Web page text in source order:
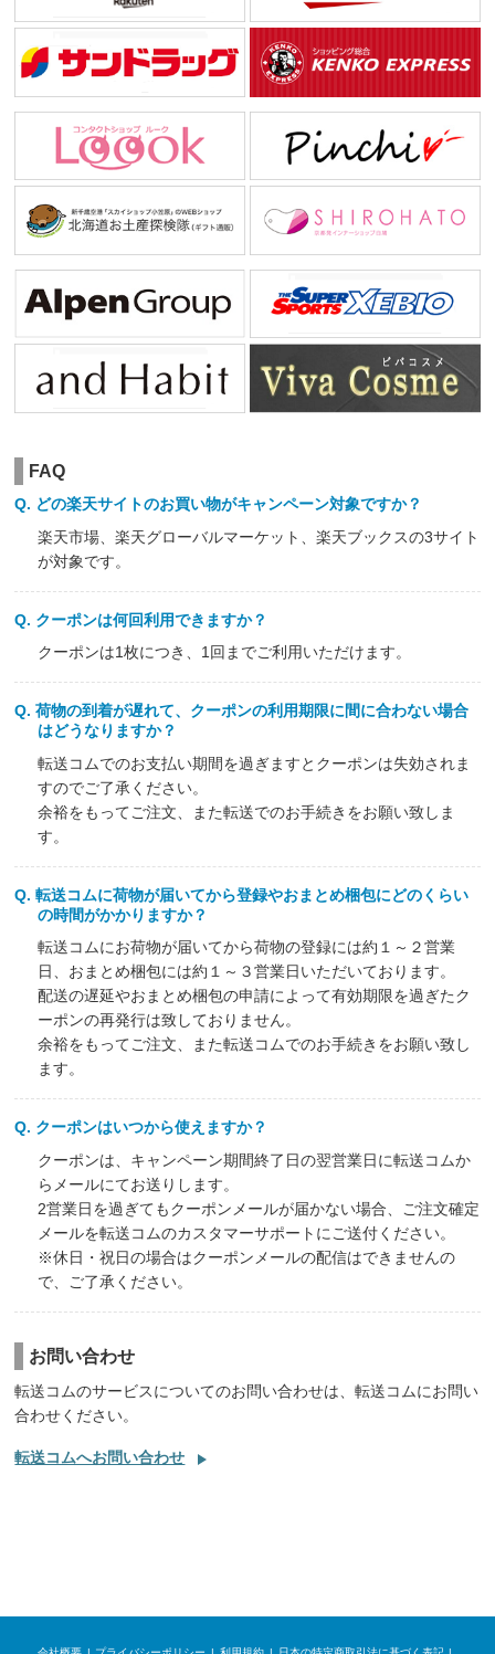
FAQ
どの楽天サイトのお買い物がキャンペーン対象ですか？
楽天市場、楽天グローバルマーケット、楽天ブックスの3サイト
が対象です。
クーポンは何回利用できますか？
クーポンは1枚につき、1回までご利用いただけます。
荷物の到着が遅れて、クーポンの利用期限に間に合わない場合
はどうなりますか？
転送コムでのお支払い期間を過ぎますとクーポンは失効されま
すのでご了承ください。
余裕をもってご注文、また転送でのお手続きをお願い致しま
す。
転送コムに荷物が届いてから登録やおまとめ梱包にどのくらい
の時間がかかりますか？
転送コムにお荷物が届いてから荷物の登録には約１～２営業
日、おまとめ梱包には約１～３営業日いただいております。
配送の遅延やおまとめ梱包の申請によって有効期限を過ぎたク
ーポンの再発行は致しておりません。
余裕をもってご注文、また転送コムでのお手続きをお願い致し
ます。
クーポンはいつから使えますか？
クーポンは、キャンペーン期間終了日の翌営業日に転送コムか
らメールにてお送りします。
2営業日を過ぎてもクーポンメールが届かない場合、ご注文確定
メールを転送コムのカスタマーサポートにご送付ください。
※休日・祝日の場合はクーポンメールの配信はできませんの
で、ご了承ください。
お問い合わせ
転送コムのサービスについてのお問い合わせは、転送コムにお問い
合わせください。
転送コムへお問い合わせ